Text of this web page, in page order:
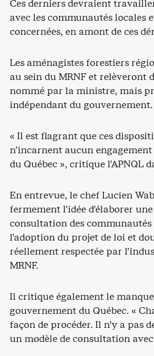
Ces derniers devraient
avec les communautés locales
concernées, en amont de ces
Les aménagistes forestiers
au sein du MRNF et relèveront
nommé par la ministre, mais
indépendant du gouvernement.
« Il est flagrant que ces
n’incarnent aucun
du Québec », critique l’APNQL
En entrevue, le chef Lucien
fermement l’idée d’élaborer
consultation des
l’adoption du projet de loi et
réellement respectée par
MRNF.
Il critique également le
gouvernement du Québec. «
façon de procéder. Il n’y a pas
un modèle de consultation